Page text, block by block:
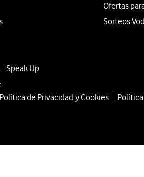
Speak Up
Ofertas
Sorteos
Política de Privacidad y Cookies